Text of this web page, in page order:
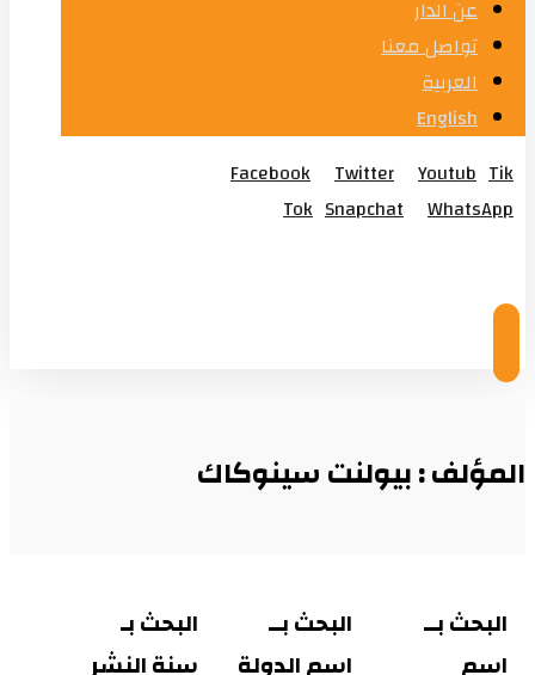
عن الدار
تواصل معنا
العربية
English
Facebook
Twitter Youtub Tik
Tok Snapchat
WhatsApp
المؤلف : بيولنت سينوكاك
البحث بــ
اسم
البحث بــ
اسم الدولة
البحث بـ
سنة النشر